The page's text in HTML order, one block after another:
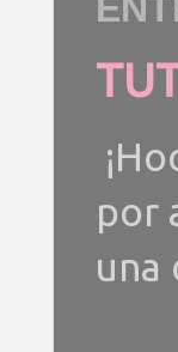
por
una